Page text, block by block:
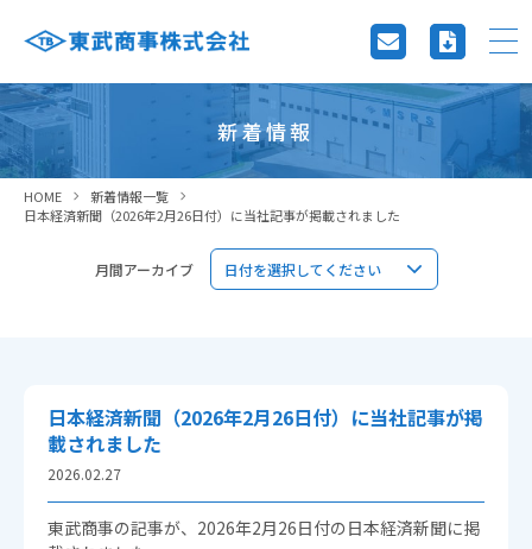
新着情報
HOME
新着情報一覧
日本経済新聞（2026年2月26日付）に当社記事が掲載されました
月間アーカイブ
日本経済新聞（2026年2月26日付）に当社記事が掲
載されました
2026.02.27
東武商事の記事が、2026年2月26日付の日本経済新聞に掲